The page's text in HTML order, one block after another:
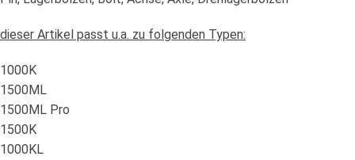
dieser Artikel passt u.a. zu folgenden Typen:
1000K
1500ML
1500ML Pro
1500K
1000KL